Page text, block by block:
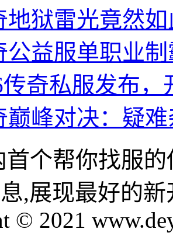
地狱雷光竟然
公益服单职业
传奇私服发布
巅峰对决：疑
首个帮你找服
,展现最好的
© 2021